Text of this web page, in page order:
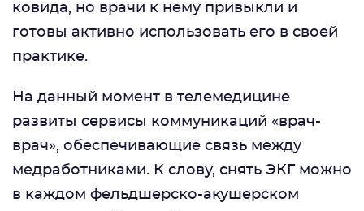
ковида, но врачи к нему привыкли и
готовы активно использовать его в своей
практике.
На данный момент в телемедицине
развиты сервисы коммуникаций «врач-
врач», обеспечивающие связь между
медработниками. К слову, снять ЭКГ можно
в каждом фельдшерско-акушерском